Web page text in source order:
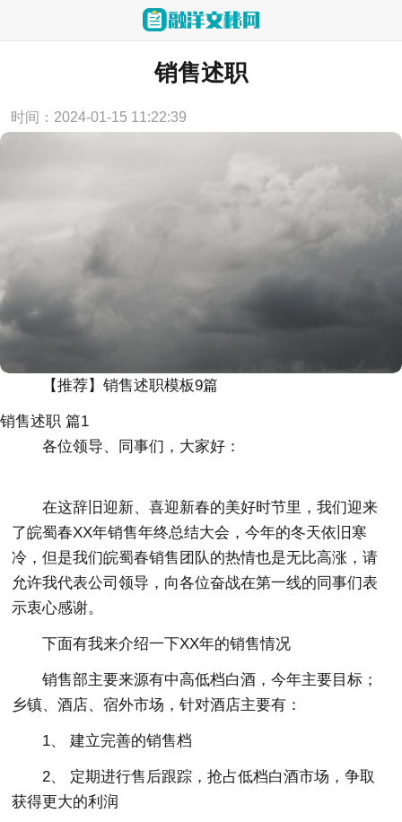
当前位置： 首页 > 述职报告
销售述职
时间：2024-01-15 11:22:39
【推荐】销售述职模板9篇
销售述职 篇1
各位领导、同事们，大家好：
在这辞旧迎新、喜迎新春的美好时节里，我们迎来
了皖蜀春XX年销售年终总结大会，今年的冬天依旧寒
冷，但是我们皖蜀春销售团队的热情也是无比高涨，请
允许我代表公司领导，向各位奋战在第一线的同事们表
示衷心感谢。
下面有我来介绍一下XX年的销售情况
销售部主要来源有中高低档白酒，今年主要目标；
乡镇、酒店、宿外市场，针对酒店主要有：
1、 建立完善的销售档
2、 定期进行售后跟踪，抢占低档白酒市场，争取
获得更大的利润